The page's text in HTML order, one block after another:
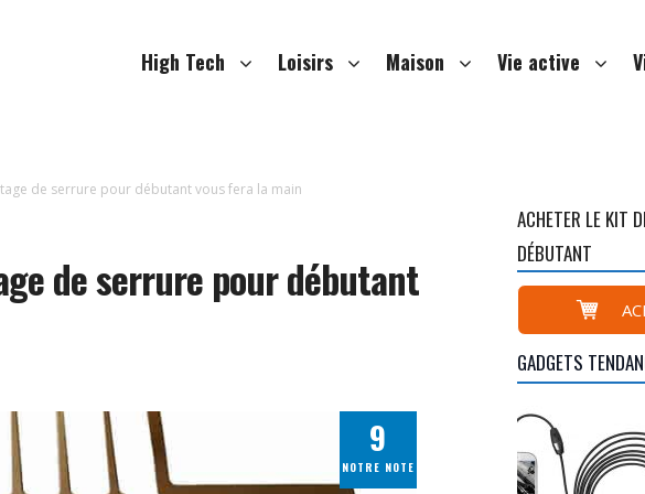
High Tech Loisirs Maison Vie active
de serrure pour débutant vous fera la main
de serrure pour débutant
9
NOTRE NOTE
ACHETER LE KIT
DÉBUTANT
GADGETS